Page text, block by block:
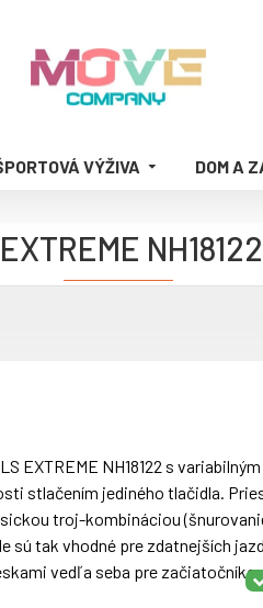
VÝŽIVA DOM A
EXTREME NH18122 s
stlačením jediného tlačidla.
troj-kombináciou
sú tak vhodné pre zdatnejších
vedľa seba pre